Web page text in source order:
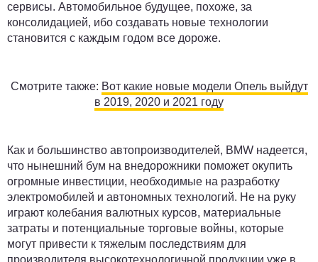
сервисы. Автомобильное будущее, похоже, за
консолидацией, ибо создавать новые технологии
становится с каждым годом все дороже.
Смотрите также: Вот какие новые модели Опель выйдут
в 2019, 2020 и 2021 году
Как и большинство автопроизводителей, BMW надеется,
что нынешний бум на внедорожники поможет окупить
огромные инвестиции, необходимые на разработку
электромобилей и автономных технологий. Не на руку
играют колебания валютных курсов, материальные
затраты и потенциальные торговые войны, которые
могут привести к тяжелым последствиям для